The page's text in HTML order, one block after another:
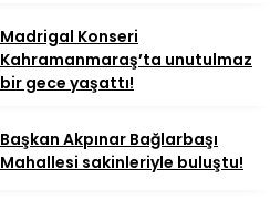
Madrigal Konseri
Kahramanmaraş’ta unutulmaz
bir gece yaşattı!
Başkan Akpınar Bağlarbaşı
Mahallesi sakinleriyle buluştu!